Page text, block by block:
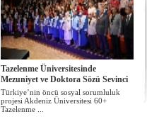
Tazelenme Üniversitesinde
Mezuniyet ve Doktora Sözü Sevinci
Türkiye’nin öncü sosyal sorumluluk
projesi Akdeniz Üniversitesi 60+
Tazelenme ...